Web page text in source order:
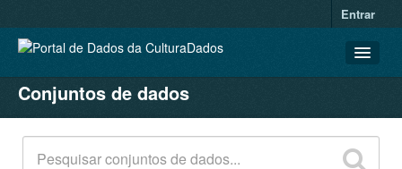
Entrar
CONJUNTOS DE DADOS
ORGANIZAÇÕES
GRUPOS
Conjuntos de dados